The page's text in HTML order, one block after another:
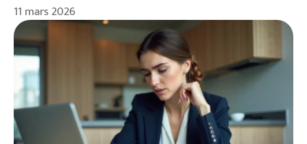
11 mars 2026